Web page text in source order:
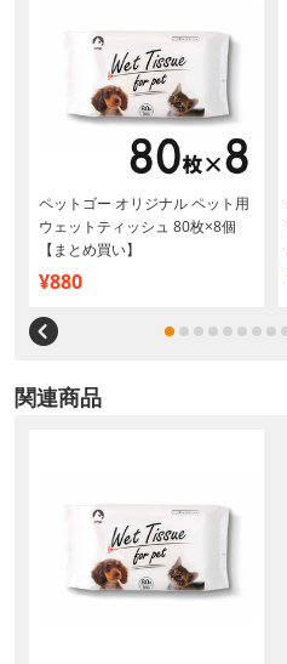
ペットゴー オリジナル ペット用
ウェットティッシュ 80枚×8個
【まとめ買い】
¥880
関連商品